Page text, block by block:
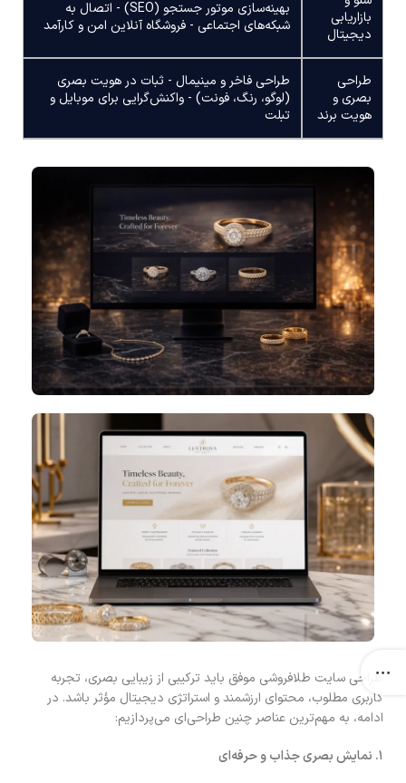
بازاریابی
دیجیتال
بهینه‌سازی موتور جستجو (SEO) - اتصال به
شبکه‌های اجتماعی - فروشگاه آنلاین امن و کارآمد
طراحی
بصری و
هویت برند
طراحی فاخر و مینیمال - ثبات در هویت بصری
(لوگو، رنگ، فونت) - واکنش‌گرایی برای موبایل و
تبلت
طراحی سایت طلافروشی موفق باید ترکیبی از زیبایی بصری، تجربه
کاربری مطلوب، محتوای ارزشمند و استراتژی دیجیتال مؤثر باشد. در
ادامه، به مهم‌ترین عناصر چنین طراحی‌ای می‌پردازیم:
۱. نمایش بصری جذاب و حرفه‌ای